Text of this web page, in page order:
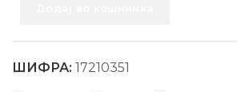
ШИФРА: 17210351